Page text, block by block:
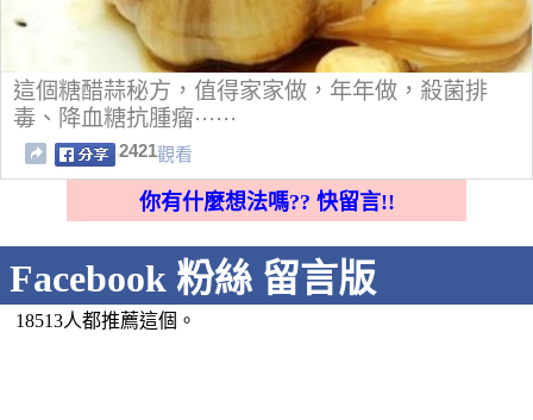
這個糖醋蒜秘方，值得家家做，年年做，殺菌排
毒、降血糖抗腫瘤······
2421觀看
你有什麼想法嗎?? 快留言!!
Facebook 粉絲 留言版
18513人都推薦這個。